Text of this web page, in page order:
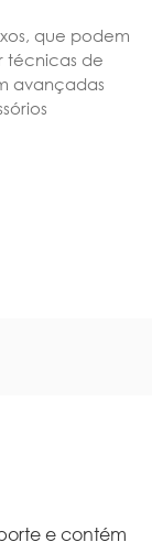
que podem
técnicas de
avançadas
e contém